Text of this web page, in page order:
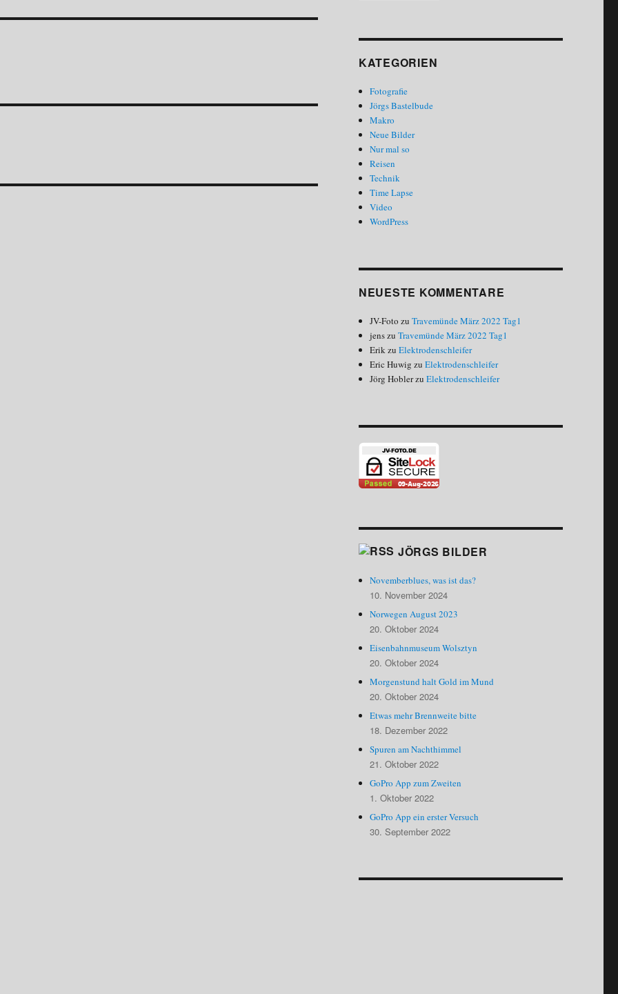
KATEGORIEN
Fotografie
Jörgs Bastelbude
Makro
Neue Bilder
Nur mal so
Reisen
Technik
Time Lapse
Video
WordPress
NEUESTE KOMMENTARE
JV-Foto zuTravemünde März 2022 Tag1
jenszuTravemünde März 2022 Tag1
ErikzuElektrodenschleifer
Eric Huwig zuElektrodenschleifer
Jörg HoblerzuElektrodenschleifer
JÖRGS BILDER
Novemberblues, was ist das?
10. November 2024
Norwegen August 2023
20. Oktober 2024
Eisenbahnmuseum Wolsztyn
20. Oktober 2024
Morgenstund halt Gold im Mund
20. Oktober 2024
Etwas mehr Brennweite bitte
18. Dezember 2022
Spuren am Nachthimmel
21. Oktober 2022
GoPro App zum Zweiten
1. Oktober 2022
GoPro App ein erster Versuch
30. September 2022